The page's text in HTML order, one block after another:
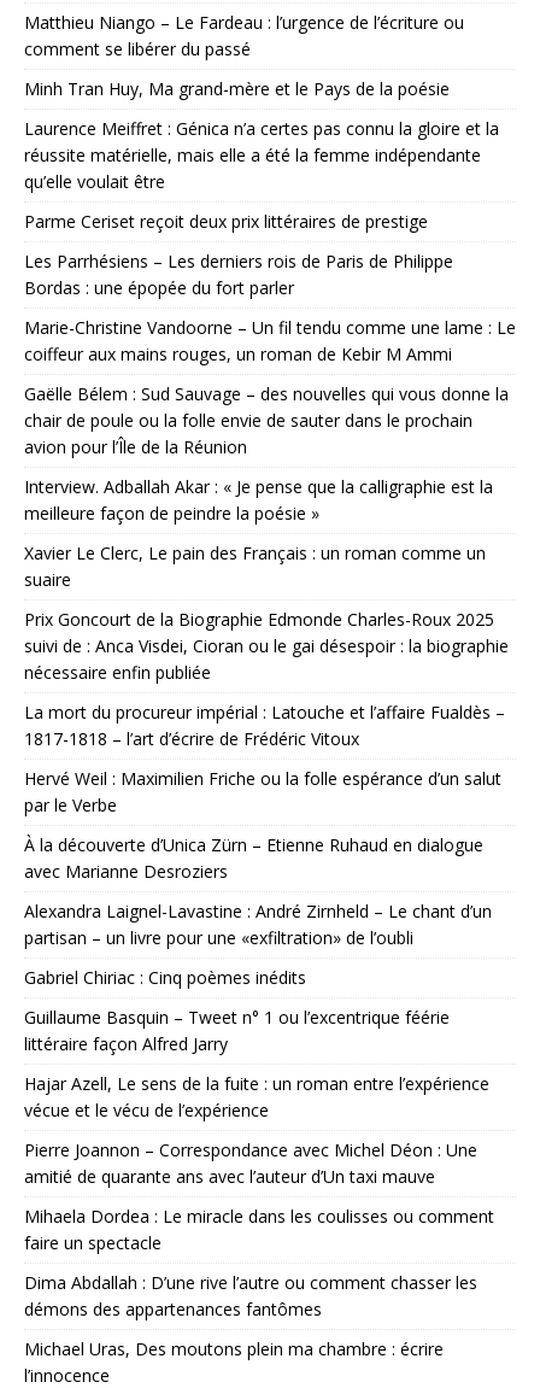
Matthieu Niango – Le Fardeau : l’urgence de l’écriture ou
comment se libérer du passé
Minh Tran Huy, Ma grand-mère et le Pays de la poésie
Laurence Meiffret : Génica n’a certes pas connu la gloire et la
réussite matérielle, mais elle a été la femme indépendante
qu’elle voulait être
Parme Ceriset reçoit deux prix littéraires de prestige
Les Parrhésiens – Les derniers rois de Paris de Philippe
Bordas : une épopée du fort parler
Marie-Christine Vandoorne – Un fil tendu comme une lame : Le
coiffeur aux mains rouges, un roman de Kebir M Ammi
Gaëlle Bélem : Sud Sauvage – des nouvelles qui vous donne la
chair de poule ou la folle envie de sauter dans le prochain
avion pour l’Île de la Réunion
Interview. Adballah Akar : « Je pense que la calligraphie est la
meilleure façon de peindre la poésie »
Xavier Le Clerc, Le pain des Français : un roman comme un
suaire
Prix Goncourt de la Biographie Edmonde Charles-Roux 2025
suivi de : Anca Visdei, Cioran ou le gai désespoir : la biographie
nécessaire enfin publiée
La mort du procureur impérial : Latouche et l’affaire Fualdès –
1817-1818 – l’art d’écrire de Frédéric Vitoux
Hervé Weil : Maximilien Friche ou la folle espérance d’un salut
par le Verbe
À la découverte d’Unica Zürn – Etienne Ruhaud en dialogue
avec Marianne Desroziers
Alexandra Laignel-Lavastine : André Zirnheld – Le chant d’un
partisan – un livre pour une «exfiltration» de l’oubli
Gabriel Chiriac : Cinq poèmes inédits
Guillaume Basquin – Tweet n° 1 ou l’excentrique féérie
littéraire façon Alfred Jarry
Hajar Azell, Le sens de la fuite : un roman entre l’expérience
vécue et le vécu de l’expérience
Pierre Joannon – Correspondance avec Michel Déon : Une
amitié de quarante ans avec l’auteur d’Un taxi mauve
Mihaela Dordea : Le miracle dans les coulisses ou comment
faire un spectacle
Dima Abdallah : D’une rive l’autre ou comment chasser les
démons des appartenances fantômes
Michael Uras, Des moutons plein ma chambre : écrire
l’innocence